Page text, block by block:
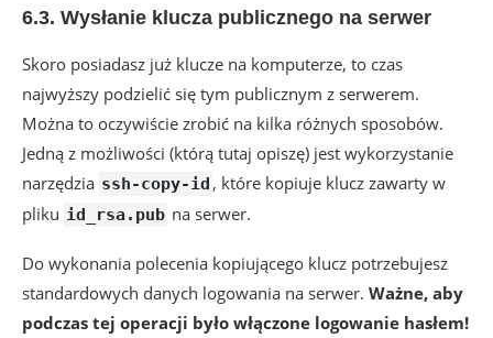
6.3. Wysłanie klucza publicznego na serwer
Skoro posiadasz już klucze na komputerze, to czas
najwyższy podzielić się tym publicznym z serwerem.
Można to oczywiście zrobić na kilka różnych sposobów.
Jedną z możliwości (którą tutaj opiszę) jest wykorzystanie
narzędzia ssh-copy-id , które kopiuje klucz zawarty w
pliku id_rsa.pub na serwer.
Do wykonania polecenia kopiującego klucz potrzebujesz
standardowych danych logowania na serwer. Ważne, aby
podczas tej operacji było włączone logowanie hasłem!